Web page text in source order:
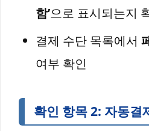
함’으로 표시되는지
결제 수단 목록에서
여부 확인
확인 항목 2: 자동결